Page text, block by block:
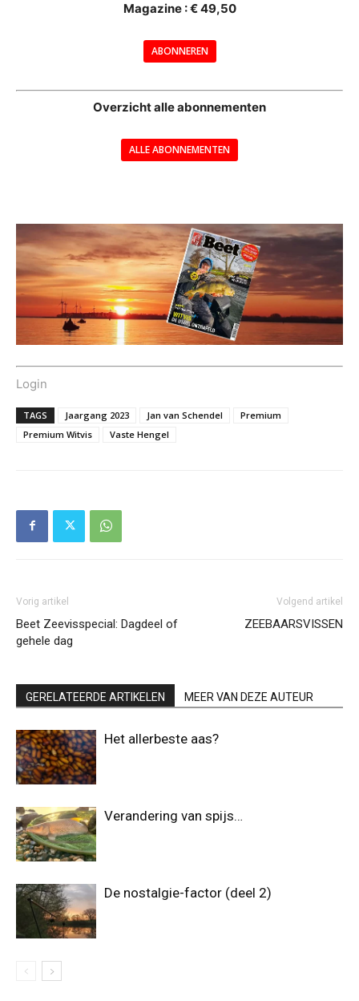
Magazine : € 49,50
ABONNEREN
Overzicht alle abonnementen
ALLE ABONNEMENTEN
Login
TAGS Jaargang 2023 Jan van Schendel
Premium
Premium Witvis
Vaste Hengel
Vorig artikel
Beet Zeevisspecial: Dagdeel of
gehele dag
Volgend artikel
ZEEBAARSVISSEN
GERELATEERDE ARTIKELEN MEER VAN DEZE AUTEUR
Het allerbeste aas?
Verandering van spijs…
De nostalgie-factor (deel 2)